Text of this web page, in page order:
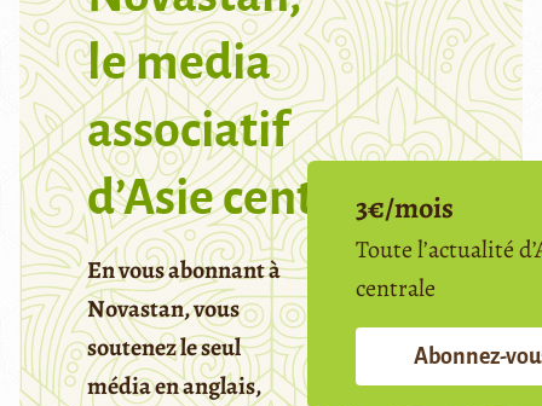
le media
associatif
d’Asie centrale
En vous abonnant à
Novastan, vous
soutenez le seul
média en anglais,
3€/mois
Toute l’actualité
centrale
Abonnez-